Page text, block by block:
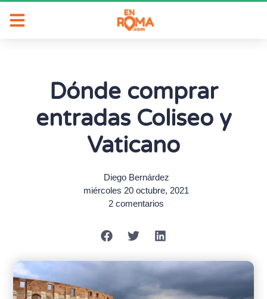
Dónde comprar
entradas Coliseo y
Vaticano
Diego Bernárdez
miércoles 20 octubre, 2021
2 comentarios